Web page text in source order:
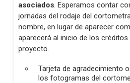
asociados. Esperamos contar
jornadas del rodaje del
nombre, en lugar de aparecer
aparecerá al inicio de los créditos
proyecto.
Tarjeta de agradecimiento
los fotogramas del